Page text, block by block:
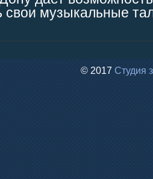
свои музыкальные
© 2017 Студия